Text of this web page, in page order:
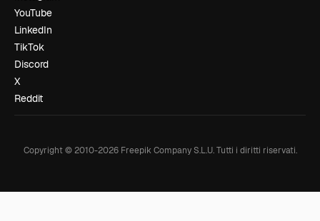
YouTube
LinkedIn
TikTok
Discord
X
Reddit
Copyright © 2010-2026Freepik Company S.L.U. Tutti i diritti riservati.